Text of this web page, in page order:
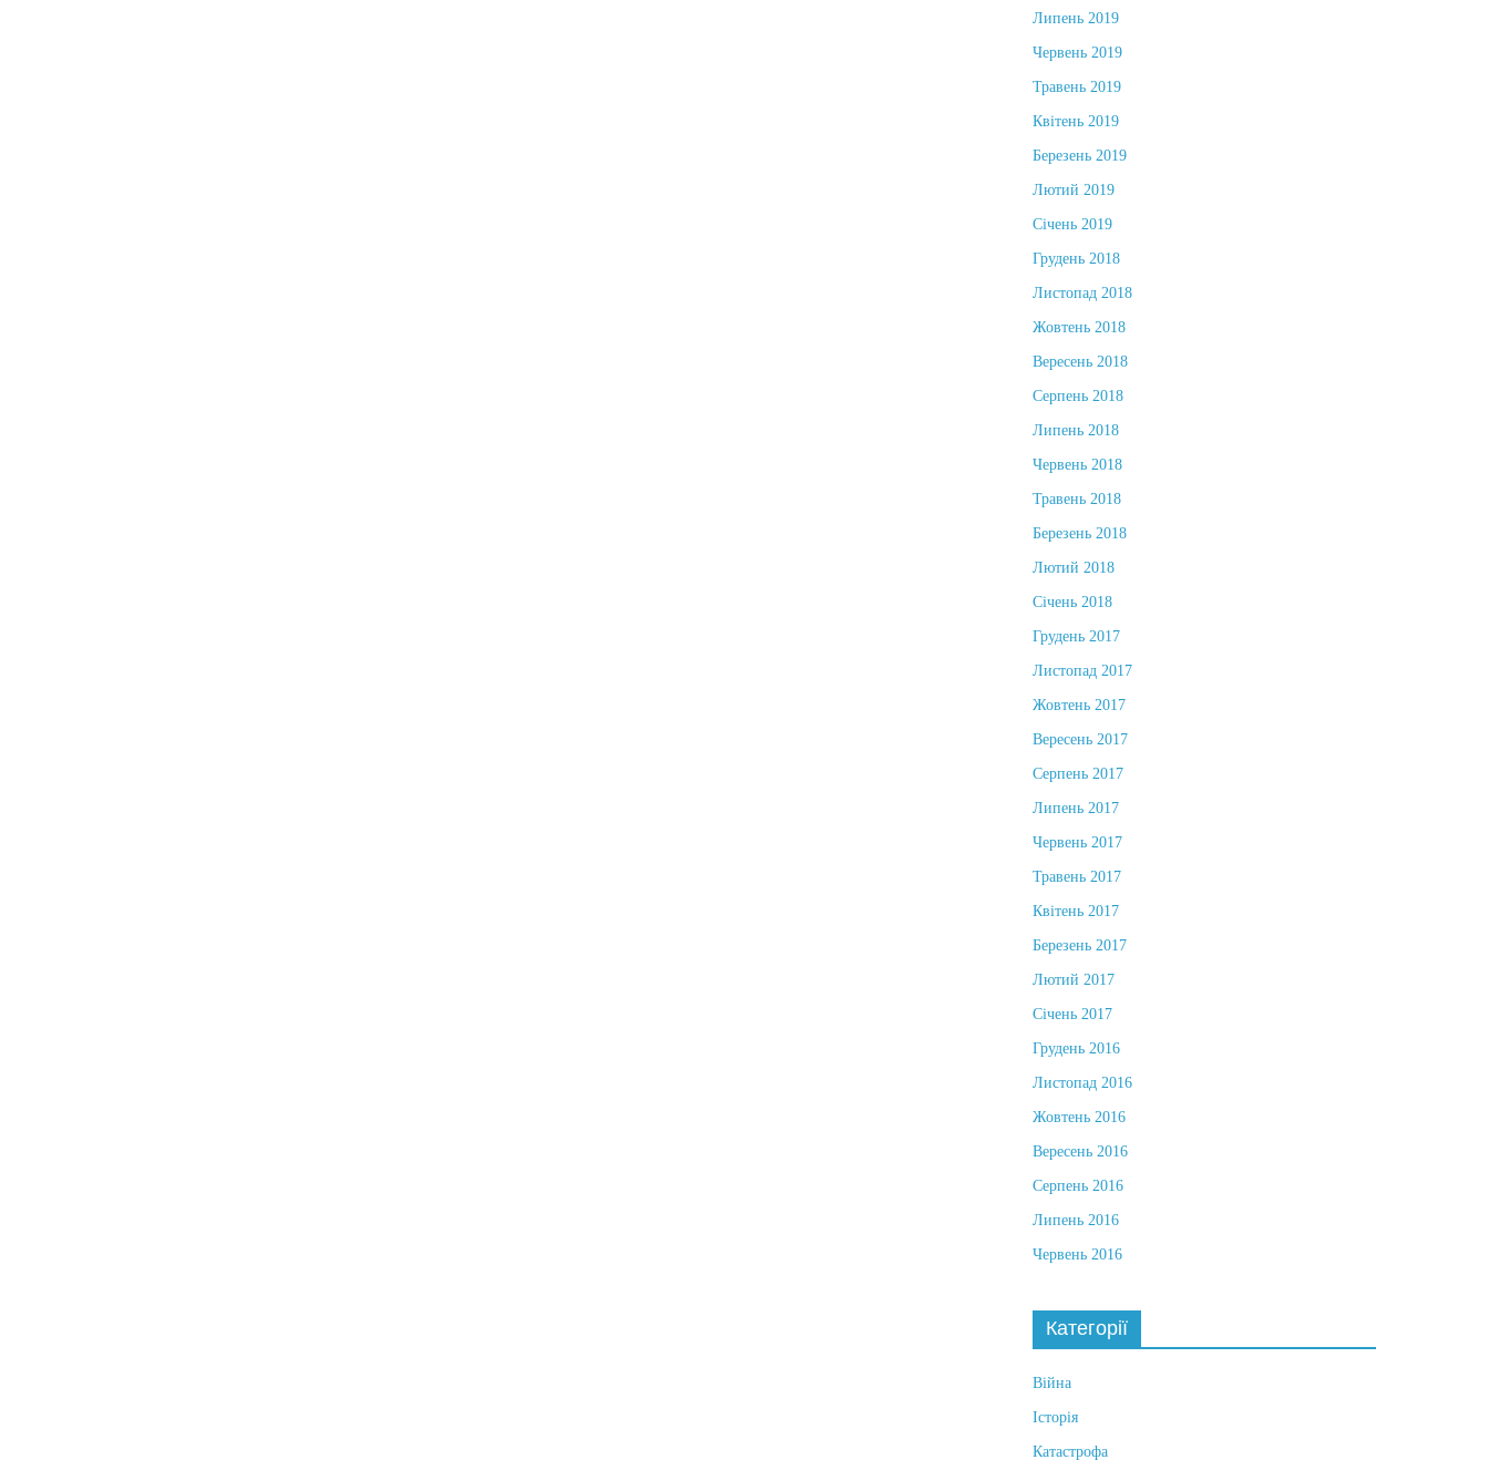
Липень 2019
Червень 2019
Травень 2019
Квітень 2019
Березень 2019
Лютий 2019
Січень 2019
Грудень 2018
Листопад 2018
Жовтень 2018
Вересень 2018
Серпень 2018
Липень 2018
Червень 2018
Травень 2018
Березень 2018
Лютий 2018
Січень 2018
Грудень 2017
Листопад 2017
Жовтень 2017
Вересень 2017
Серпень 2017
Липень 2017
Червень 2017
Травень 2017
Квітень 2017
Березень 2017
Лютий 2017
Січень 2017
Грудень 2016
Листопад 2016
Жовтень 2016
Вересень 2016
Серпень 2016
Липень 2016
Червень 2016
Категорії
Війна
Історія
Катастрофа